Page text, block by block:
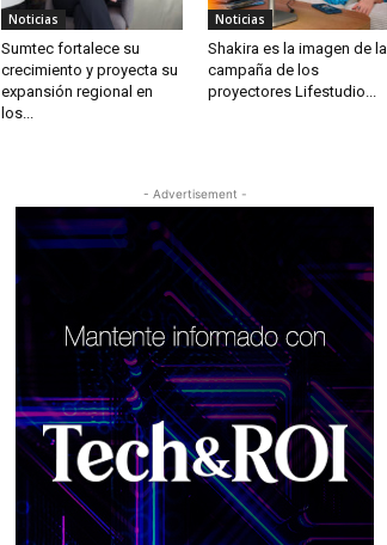
Noticias
Sumtec fortalece su
crecimiento y proyecta su
expansión regional en
los...
Noticias
Shakira es la imagen de la
campaña de los
proyectores Lifestudio...
- Advertisement -